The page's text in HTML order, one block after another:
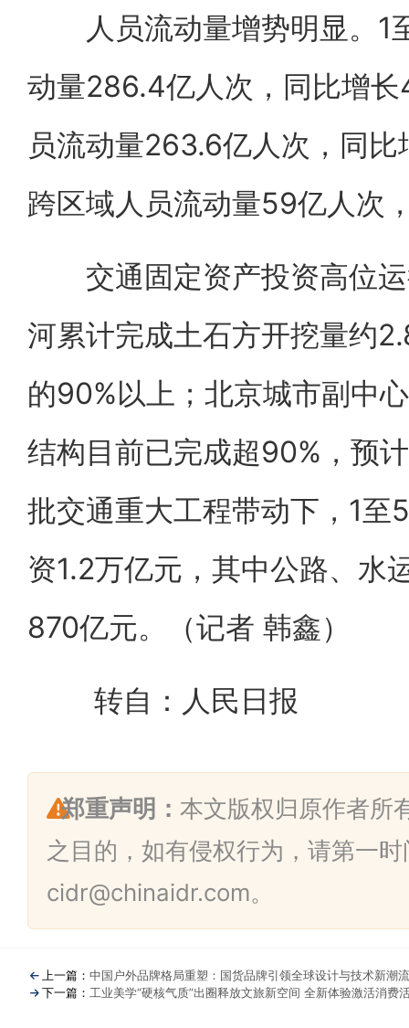
人员流动量增势明显。1
动量286.4亿人次，同比增
员流动量263.6亿人次，同
跨区域人员流动量59亿人次
交通固定资产投资高位运
河累计完成土石方开挖量约
的90%以上；北京城市副中
结构目前已完成超90%，预
批交通重大工程带动下，1至
资1.2万亿元，其中公路、水
870亿元。（记者 韩鑫）
转自：人民日报
郑重声明： 本文版权归原作者所
之目的，如有侵权行为，请第一
cidr@chinaidr.com。
上一篇： 中国户外品牌格局重塑：国货品牌引领全球设计与技术新潮流
下一篇： 工业美学“硬核气质”出圈释放文旅新空间 全新体验激活消费